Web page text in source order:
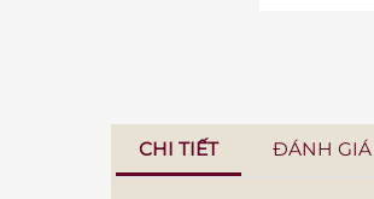
CHI TIẾT ĐÁNH GIÁ